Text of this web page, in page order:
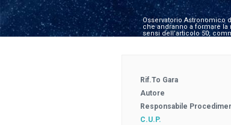
Osservatorio Astronomico
che andranno a formare la
sensi dell’articolo 50,
Rif.to Gara
Autore
Responsabile
C.U.P.